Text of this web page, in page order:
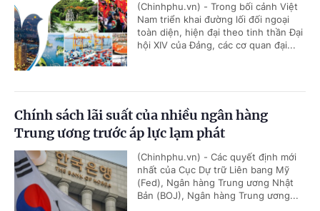
(Chinhphu.vn) - Trong bối cảnh Việt
Nam triển khai đường lối đối ngoại
toàn diện, hiện đại theo tinh thần Đại
hội XIV của Đảng, các cơ quan đại...
Chính sách lãi suất của nhiều ngân hàng
Trung ương trước áp lực lạm phát
(Chinhphu.vn) - Các quyết định mới
nhất của Cục Dự trữ Liên bang Mỹ
(Fed), Ngân hàng Trung ương Nhật
Bản (BOJ), Ngân hàng Trung ương...